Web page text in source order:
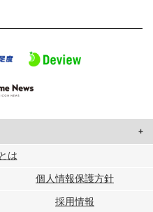
ザーに合わせたコンテンツや広告の
トナーに提供しています。
は
個人情報保護方針
採用情報